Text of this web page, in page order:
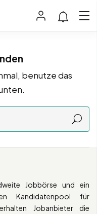
benutze das
Jobbörse und ein
Kandidatenpool für
Jobanbieter die